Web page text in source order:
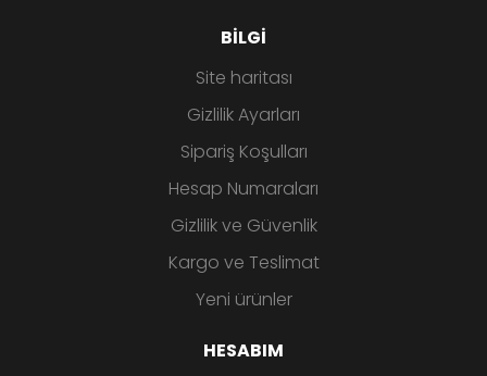
BILGI
Site haritası
Gizlilik Ayarları
Sipariş Koşulları
Hesap Numaraları
Gizlilik ve Güvenlik
Kargo ve Teslimat
Yeni ürünler
HESABIM